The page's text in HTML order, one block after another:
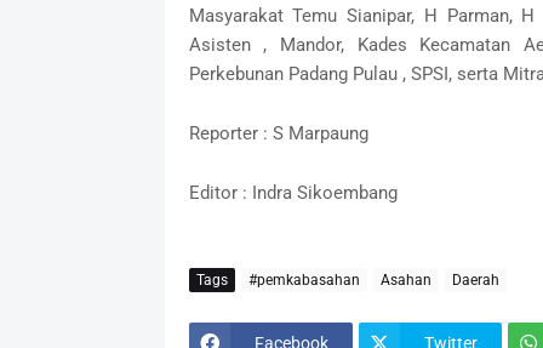
Masyarakat Temu Sianipar, H Parman,
Asisten , Mandor, Kades Kecamatan
Perkebunan Padang Pulau , SPSI, serta
Reporter : S Marpaung
Editor : Indra Sikoembang
Tags #pemkabasahan Asahan Daerah
Facebook Twitter